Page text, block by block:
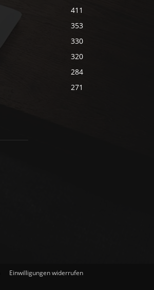
411
353
330
320
284
271
Einwilligungen widerrufen